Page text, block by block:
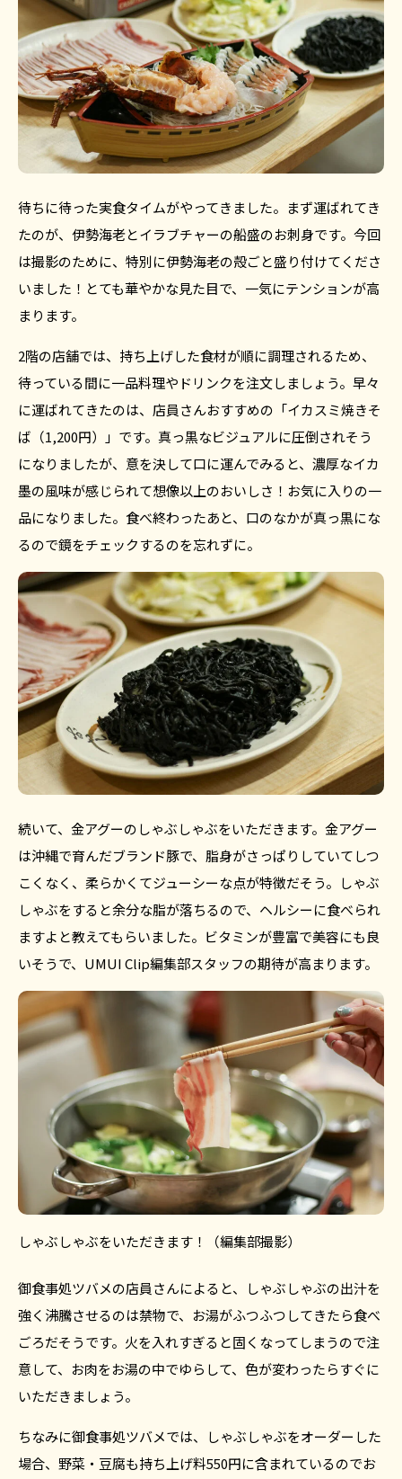
待ちに待った実食タイムがやってきました。まず運ばれてき
たのが、伊勢海老とイラブチャーの船盛のお刺身です。今回
は撮影のために、特別に伊勢海老の殻ごと盛り付けてくださ
いました！とても華やかな見た目で、一気にテンションが高
まります。
2階の店舗では、持ち上げした食材が順に調理されるため、
待っている間に一品料理やドリンクを注文しましょう。早々
に運ばれてきたのは、店員さんおすすめの「イカスミ焼きそ
ば（1,200円）」です。真っ黒なビジュアルに圧倒されそう
になりましたが、意を決して口に運んでみると、濃厚なイカ
墨の風味が感じられて想像以上のおいしさ！お気に入りの一
品になりました。食べ終わったあと、口のなかが真っ黒にな
るので鏡をチェックするのを忘れずに。
続いて、金アグーのしゃぶしゃぶをいただきます。金アグー
は沖縄で育んだブランド豚で、脂身がさっぱりしていてしつ
こくなく、柔らかくてジューシーな点が特徴だそう。しゃぶ
しゃぶをすると余分な脂が落ちるので、ヘルシーに食べられ
ますよと教えてもらいました。ビタミンが豊富で美容にも良
いそうで、UMUI Clip編集部スタッフの期待が高まります。
しゃぶしゃぶをいただきます！（編集部撮影）
御食事処ツバメの店員さんによると、しゃぶしゃぶの出汁を
強く沸騰させるのは禁物で、お湯がふつふつしてきたら食べ
ごろだそうです。火を入れすぎると固くなってしまうので注
意して、お肉をお湯の中でゆらして、色が変わったらすぐに
いただきましょう。
ちなみに御食事処ツバメでは、しゃぶしゃぶをオーダーした
場合、野菜・豆腐も持ち上げ料550円に含まれているのでお